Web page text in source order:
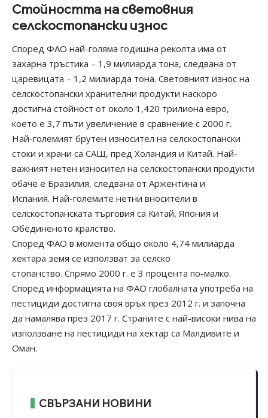
Стойността на световния
селскостопански износ
Според ФАО най-голяма годишна реколта има от
захарна тръстика – 1,9 милиарда тона, следвана от
царевицата – 1,2 милиарда тона. Световният износ на
селскостопански хранителни продукти наскоро
достигна стойност от около 1,420 трилиона евро,
което е 3,7 пъти увеличение в сравнение с 2000 г.
Най-големият брутен износител на селскостопански
стоки и храни са САЩ, пред Холандия и Китай. Най-
важният нетен износител на селскостопански продукти
обаче е Бразилия, следвана от Аржентина и
Испания. Най-големите нетни вносители в
селскостопанската търговия са Китай, Япония и
Обединеното кралство.
Според ФАО в момента общо около 4,74 милиарда
хектара земя се използват за селско
стопанство. Спрямо 2000 г. е 3 процента по-малко.
Според информацията на ФАО глобалната употреба на
пестициди достигна своя връх през 2012 г. и започна
да намалява през 2017 г. Страните с най-високи нива на
използване на пестициди на хектар са Малдивите и
Оман.
СВЪРЗАНИ НОВИНИ